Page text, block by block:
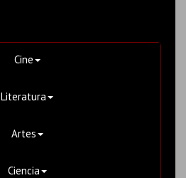
Cine
Literatura
Artes
Ciencia